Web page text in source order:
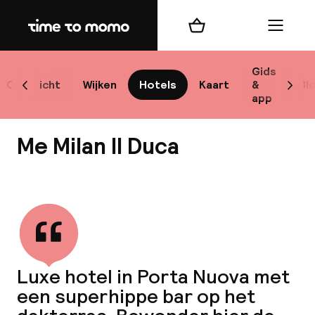
Home
Overzicht Wijken Hotels Kaart
Gids
&
app
Scroll naar links
Winkelmand Menu
Me Milan Il Duca
Luxe hotel in Porta Nuova met
een superhippe bar op het